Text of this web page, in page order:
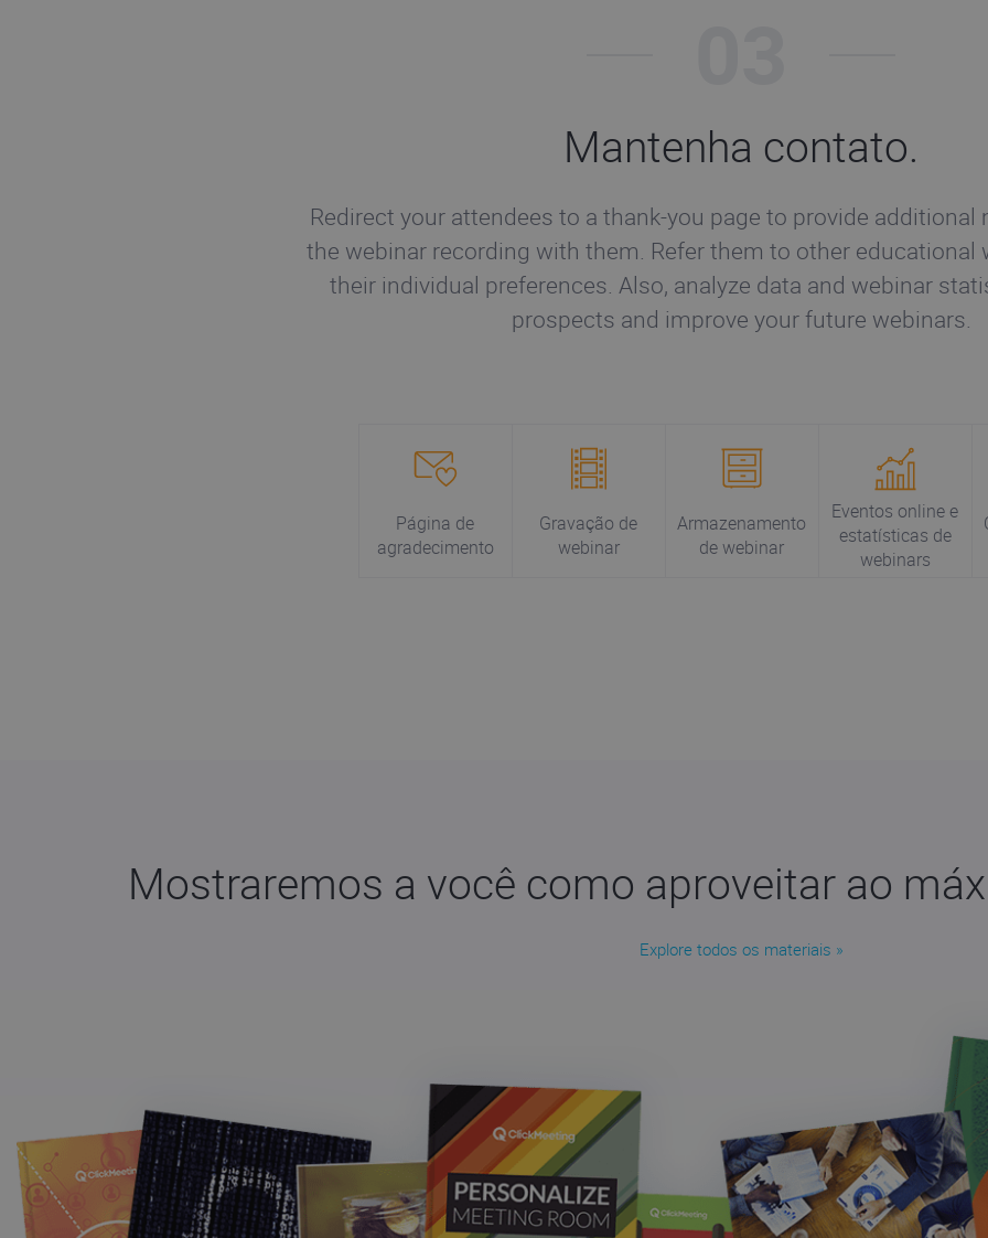
Mantenha contato.
Redirect your attendees to a thank-you page to provide additional
the webinar recording with them. Refer them to other educational
their individual preferences. Also, analyze data and webinar
prospects and improve your future webinars.
Página de
agradecimento
Gravação de
webinar
Armazenamento
de webinar
Eventos online e
estatísticas de
webinars
Mostraremos a você como aproveitar ao
Explore todos os materiais »